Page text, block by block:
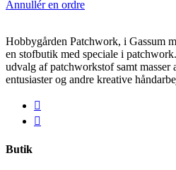
Annullér en ordre
Hobbygården Patchwork, i Gassum
en stofbutik med speciale i
udvalg af patchworkstof samt
entusiaster og andre kreative
Butik